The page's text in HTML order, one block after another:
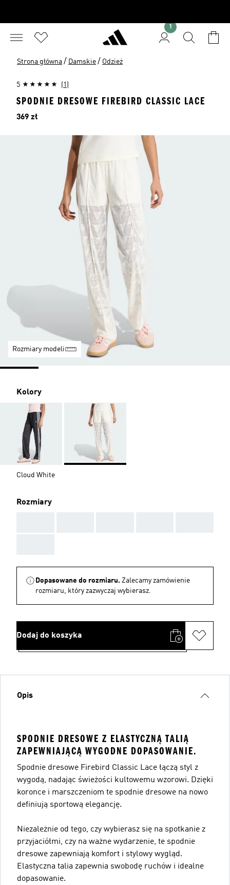
1
Strona główna / Damskie / Odzież
5 (1)
SPODNIE DRESOWE FIREBIRD CLASSIC LACE
Cena
369 zł
Rozmiary modeli
Kolory
Cloud White
Rozmiary
Dopasowane do rozmiaru. Zalecamy zamówienie
rozmiaru, który zazwyczaj wybierasz.
Dodaj do koszyka
Opis
SPODNIE DRESOWE Z ELASTYCZNĄ TALIĄ
ZAPEWNIAJĄCĄ WYGODNE DOPASOWANIE.
Spodnie dresowe Firebird Classic Lace łączą styl z
wygodą, nadając świeżości kultowemu wzorowi. Dzięki
koronce i marszczeniom te spodnie dresowe na nowo
definiują sportową elegancję.
Niezależnie od tego, czy wybierasz się na spotkanie z
przyjaciółmi, czy na ważne wydarzenie, te spodnie
dresowe zapewniają komfort i stylowy wygląd.
Elastyczna talia zapewnia swobodę ruchów i idealne
dopasowanie.